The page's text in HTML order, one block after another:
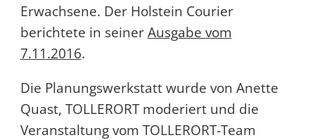
Erwachsene. Der Holstein Courier
berichtete in seinerAusgabe vom
7.11.2016.
Die Planungswerkstatt wurde von Anette
Quast, TOLLERORT moderiert und die
Veranstaltung vom TOLLERORT-Team